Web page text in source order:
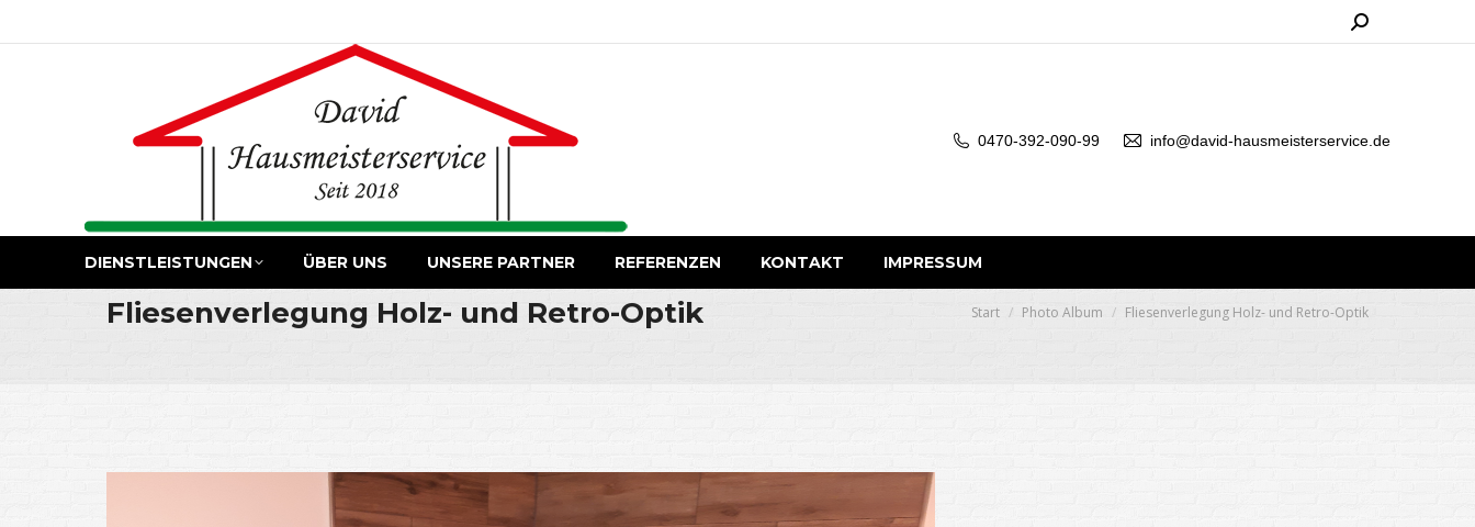
Search:
0470-392-090-99 info@david-hausmeisterservice.de
DIENSTLEISTUNGEN ÜBER UNS UNSERE PARTNER REFERENZEN KONTAKT IMPRESSUM
Fliesenverlegung Holz- und Retro-Optik Sie befinden sich hier:
Start Photo Album Fliesenverlegung Holz- und Retro-Optik